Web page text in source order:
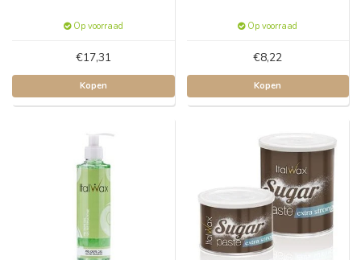
Op voorraad
€17,31
Kopen
Op voorraad
€8,22
Kopen